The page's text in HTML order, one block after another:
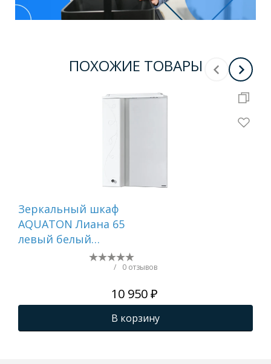
ПОХОЖИЕ ТОВАРЫ
Зеркальный шкаф
AQUATON Лиана 65
левый белый
1A166202LL01L
/ 0 отзывов
10 950 ₽
В корзину